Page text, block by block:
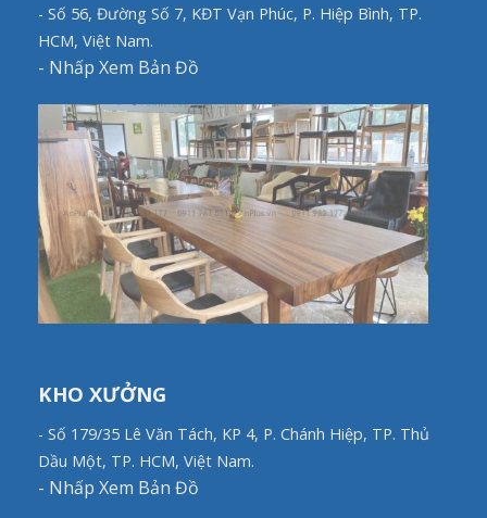
- Số 56, Đường Số 7, KĐT Vạn Phúc, P. Hiệp Bình, TP.
HCM, Việt Nam.
- Nhấp Xem Bản Đồ
KHO XƯỞNG
- Số 179/35 Lê Văn Tách, KP 4, P. Chánh Hiệp, TP. Thủ
Dầu Một, TP. HCM, Việt Nam.
- Nhấp Xem Bản Đồ